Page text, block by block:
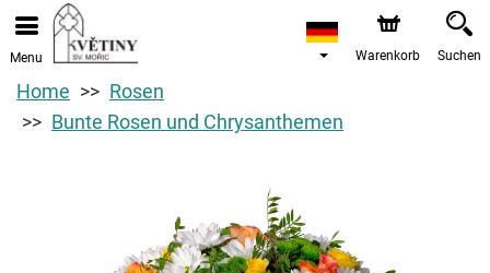
Menu Warenkorb Suchen
Home
Rosen
Bunte Rosen und Chrysanthemen